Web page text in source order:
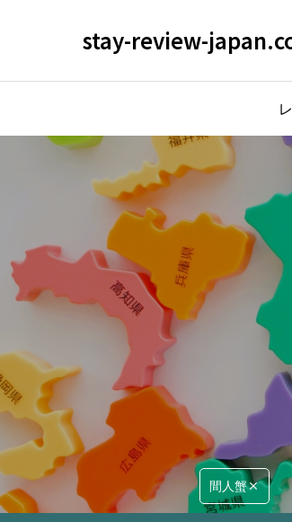
stay-review-
間人蟹